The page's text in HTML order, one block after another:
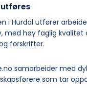
i Hurdal utfører
med høy faglig kvalitet
forskrifter.
samarbeider med
som tar